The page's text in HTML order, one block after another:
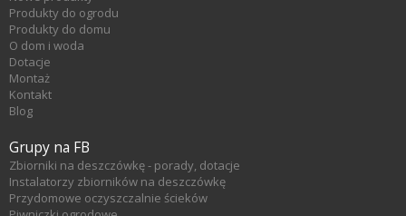
Produkty do ogrodu
Produkty do domu
O dom i woda
Dotacje
Montaż
Kontakt
Blog
Grupy na FB
Zbiorniki na deszczówkę - porady, dotacje
Instalatorzy zbiorników na deszczówkę
Przydomowe oczyszczalnie ścieków